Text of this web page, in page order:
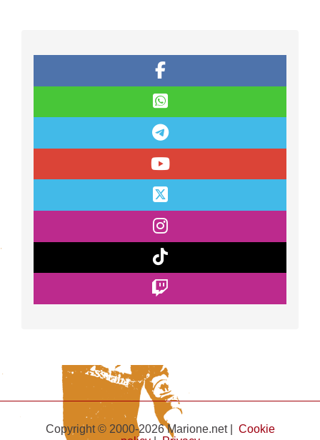
Copyright © 2000-2026 Marione.net | Cookie